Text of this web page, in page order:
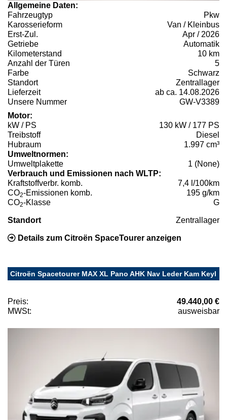
Allgemeine Daten:
Fahrzeugtyp
Pkw
Karosserieform
Van / Kleinbus
Erst-Zul.
Apr / 2026
Getriebe
Automatik
Kilometerstand
10 km
Anzahl der Türen
5
Farbe
Schwarz
Standort
Zentrallager
Lieferzeit
ab ca. 14.08.2026
Unsere Nummer
GW-V3389
Motor:
kW / PS
130 kW / 177 PS
Treibstoff
Diesel
Hubraum
1.997 cm³
Umweltnormen:
Umweltplakette
1 (None)
Verbrauch und Emissionen nach WLTP:
Kraftstoffverbr. komb.
7,4 l/100km
CO2-Emissionen komb.
195 g/km
CO2-Klasse G
Standort Zentrallager
Details zum Citroën SpaceTourer anzeigen
Citroën Spacetourer MAX XL Pano AHK Nav Leder Kam Keyl
Preis:
49.440,00 €
MWSt:
ausweisbar